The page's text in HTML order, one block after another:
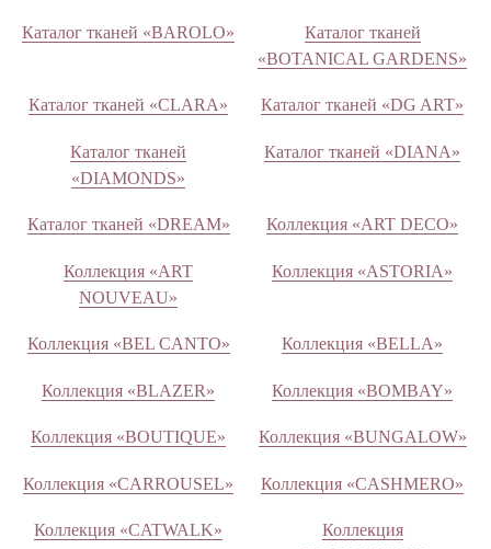
Каталог тканей «BAROLO»
Каталог тканей
«BOTANICAL GARDENS»
Каталог тканей «CLARA» Каталог тканей «DG ART»
Каталог тканей
«DIAMONDS»
Каталог тканей «DIANA»
Каталог тканей «DREAM» Коллекция «ART DECO»
Коллекция «ART
NOUVEAU»
Коллекция «ASTORIA»
Коллекция «BEL CANTO» Коллекция «BELLA»
Коллекция «BLAZER» Коллекция «BOMBAY»
Коллекция «BOUTIQUE» Коллекция «BUNGALOW»
Коллекция «CARROUSEL» Коллекция «CASHMERO»
Коллекция «CATWALK»
Коллекция